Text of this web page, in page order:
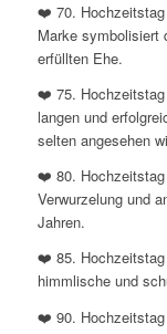
❤️ 70.
Marke symbolisiert
erfüllten Ehe.
❤️ 75.
langen und
selten angesehen
❤️ 80.
Verwurzelung und
Jahren.
❤️ 85.
himmlische und
❤️ 90.